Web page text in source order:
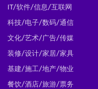
IT/软件/信息/互联网
科技/电子/数码/通信
文化/艺术/广告/传媒
装修/设计/家居/家具
基建/施工/地产/物业
餐饮/酒店/旅游/票务